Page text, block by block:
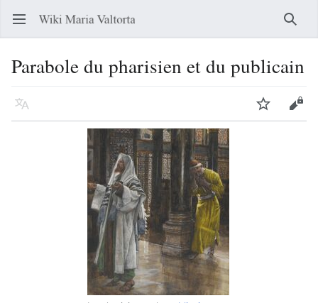
Ouvrir le menu principal
Parabole du pharisien et du publicain
Langue Suivre